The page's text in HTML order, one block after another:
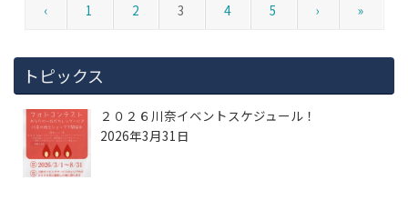
‹ 1 2 3 4 5 › »
トピックス
２０２６川奈イベントスケジュール！
2026年3月31日